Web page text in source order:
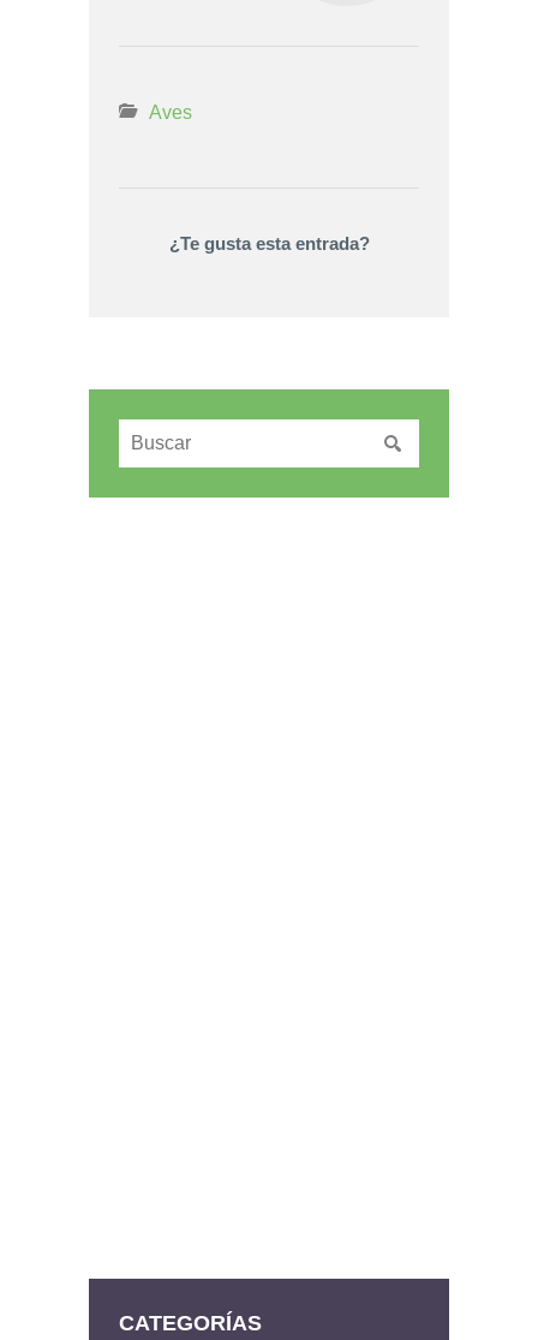
Aves
¿Te gusta esta entrada?
CATEGORÍAS